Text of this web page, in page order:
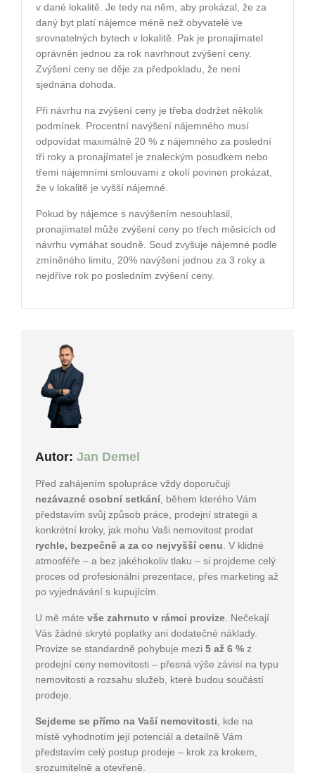
v dané lokalitě. Je tedy na něm, aby prokázal, že za
daný byt platí nájemce méně než obyvatelé ve
srovnatelných bytech v lokalitě. Pak je pronajímatel
oprávněn jednou za rok navrhnout zvýšení ceny.
Zvýšení ceny se děje za předpokladu, že není
sjednána dohoda.
Při návrhu na zvýšení ceny je třeba dodržet několik
podmínek. Procentní navýšení nájemného musí
odpovídat maximálně 20 % z nájemného za poslední
tři roky a pronajímatel je znaleckým posudkem nebo
třemi nájemními smlouvami z okolí povinen prokázat,
že v lokalitě je vyšší nájemné.
Pokud by nájemce s navýšením nesouhlasil,
pronajímatel může zvýšení ceny po třech měsících od
návrhu vymáhat soudně. Soud zvyšuje nájemné podle
zmíněného limitu, 20% navýšení jednou za 3 roky a
nejdříve rok po posledním zvýšení ceny.
Autor: Jan Demel
Před zahájením spolupráce vždy doporučuji
nezávazné osobní setkání , během kterého Vám
představím svůj způsob práce, prodejní strategii a
konkrétní kroky, jak mohu Vaši nemovitost prodat
rychle, bezpečně a za co nejvyšší cenu . V klidné
atmosféře – a bez jakéhokoliv tlaku – si projdeme celý
proces od profesionální prezentace, přes marketing až
po vyjednávání s kupujícím.
U mě máte vše zahrnuto v rámci provize . Nečekají
Vás žádné skryté poplatky ani dodatečné náklady.
Provize se standardně pohybuje mezi 5 až 6 % z
prodejní ceny nemovitosti – přesná výše závisí na typu
nemovitosti a rozsahu služeb, které budou součástí
prodeje.
Sejdeme se přímo na Vaší nemovitosti , kde na
místě vyhodnotím její potenciál a detailně Vám
představím celý postup prodeje – krok za krokem,
srozumitelně a otevřeně.